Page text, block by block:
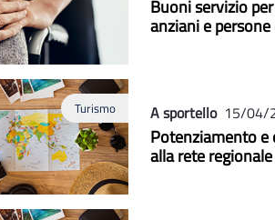
Buoni servizio
anziani e
Turismo A sportello 15/04/
Potenziamento
alla rete